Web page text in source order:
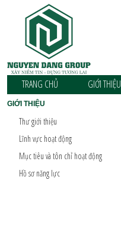
TRANG CHỦ GIỚI THIỆU
GIỚI THIỆU
Thư giới thiệu
Lĩnh vực hoạt động
Mục tiêu và tôn chỉ hoạt động
Hồ sơ năng lực